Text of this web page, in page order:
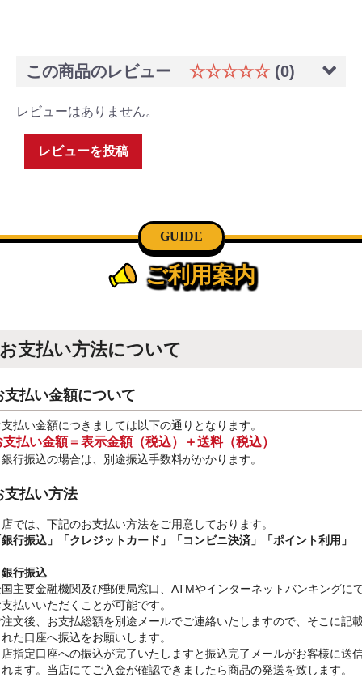
この商品のレビュー ☆☆☆☆☆ (0)
レビューはありません。
レビューを投稿
GUIDE
ご利用案内
お支払い方法について
支払い金額について
払い金額につきましては以下の通りとなります。
支払い金額＝表示金額（税込）＋送料（税込）
行振込の場合は、別途振込手数料がかかります。
支払い方法
では、下記のお支払い方法をご用意しております。
行振込」
「クレジットカード」「コンビニ決済」「ポイント利用」
行振込
主要金融機関及び郵便局窓口、ATMやインターネットバンキングに
払いいただくことが可能です。
文後、お支払総額を別途メールでご連絡いたしますので、そこに記
た口座へ振込をお願いします。
指定口座への振込が完了いたしますと振込完了メールがお客様に送
ます。当店にてご入金が確認できましたら商品の発送を致します。